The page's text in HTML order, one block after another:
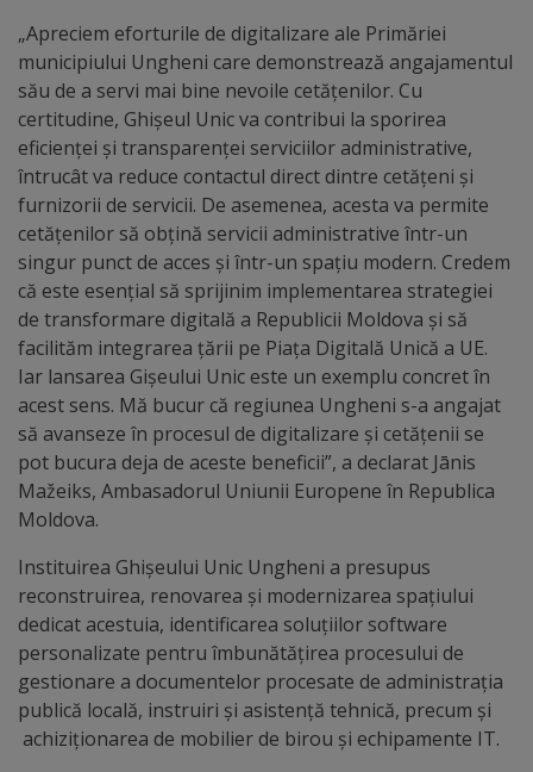
Orașul
în
imagini
Galerie
video
Galerii
foto
Administrație
Primărie
Primar
Viceprimari
Organigrama
Aparatul
primăriei
„Apreciem eforturile de digitalizare ale Primăriei
municipiului Ungheni care demonstrează angajamentul
său de a servi mai bine nevoile cetățenilor. Cu
certitudine, Ghișeul Unic va contribui la sporirea
eficienței și transparenței serviciilor administrative,
întrucât va reduce contactul direct dintre cetățeni și
furnizorii de servicii. De asemenea, acesta va permite
cetățenilor să obțină servicii administrative într-un
singur punct de acces și într-un spațiu modern. Credem
că este esențial să sprijinim implementarea strategiei
de transformare digitală a Republicii Moldova și să
facilităm integrarea țării pe Piața Digitală Unică a UE.
Iar lansarea Gișeului Unic este un exemplu concret în
acest sens. Mă bucur că regiunea Ungheni s-a angajat
să avanseze în procesul de digitalizare și cetățenii se
pot bucura deja de aceste beneficii”, a declarat Jānis
Mažeiks, Ambasadorul Uniunii Europene în Republica
Moldova.
Instituirea Ghișeului Unic Ungheni a presupus
reconstruirea, renovarea și modernizarea spațiului
dedicat acestuia, identificarea soluțiilor software
personalizate pentru îmbunătățirea procesului de
gestionare a documentelor procesate de administrația
publică locală, instruiri și asistență tehnică, precum și
achiziționarea de mobilier de birou și echipamente IT.